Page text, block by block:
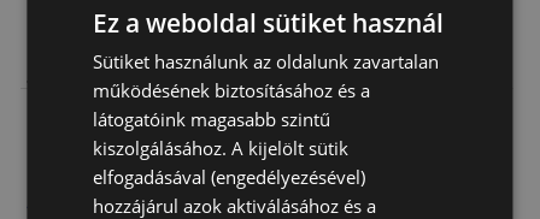
Jodhpurs Daslö
19 040 Ft
Jodhpurs Daslö
Bőr
25 810 Ft
Amara Daslö
Ez a weboldal sütiket használ
Sütiket használunk az oldalunk zavartalan
működésének biztosításához és a
látogatóink magasabb szintű
kiszolgálásához. A kijelölt sütik
elfogadásával (engedélyezésével)
hozzájárul azok aktiválásához és a